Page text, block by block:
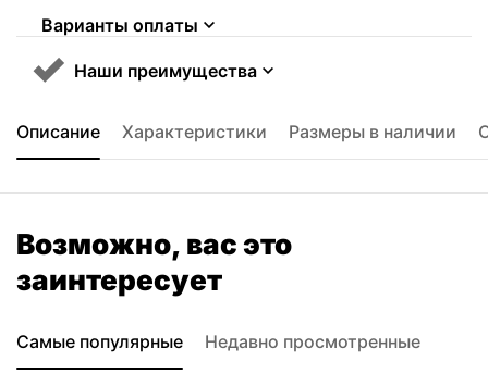
Варианты оплаты
Наши преимущества
Описание Характеристики Размеры в наличии
Возможно, вас это
заинтересует
Самые популярные Недавно просмотренные